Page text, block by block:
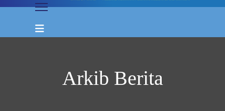
Arkib Berita